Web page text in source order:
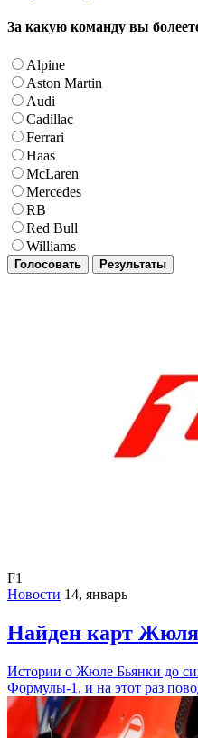
За какую команду вы
Alpine
Aston Martin
Audi
Cadillac
Ferrari
Haas
McLaren
Mercedes
RB
Red Bull
Williams
Голосовать Результаты
F1
Новости 14, январь
Найден карт
Истории о Жюле Бьянки до
Формулы-1, и на этот раз